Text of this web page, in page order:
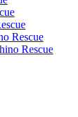
Rescue
Rescue